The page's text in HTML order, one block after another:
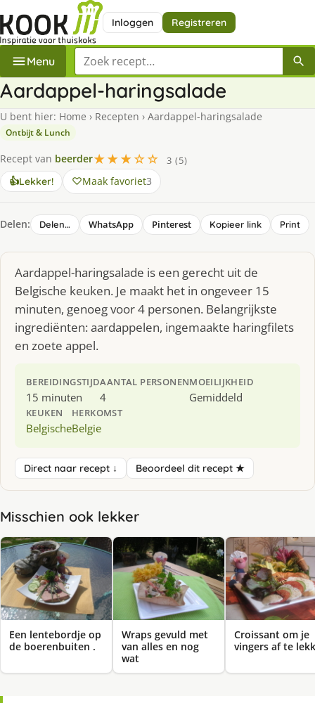
Inloggen Registreren
Menu Zoek een recept
Aardappel-haringsalade
U bent hier: Home › Recepten › Aardappel-haringsalade
Ontbijt & Lunch
Recept van beerder★★★☆☆
3 (5)
👍Lekker! Maak favoriet3
Delen: Delen… WhatsApp Pinterest Kopieer link Print
Aardappel-haringsalade is een gerecht uit de
Belgische keuken. Je maakt het in ongeveer 15
minuten, genoeg voor 4 personen. Belangrijkste
ingrediënten: aardappelen, ingemaakte haringfilets
en zoete appel.
BEREIDINGSTIJD
15 minuten
AANTAL PERSONEN
4
MOEILIJKHEID
Gemiddeld
KEUKEN
Belgische
HERKOMST
Belgie
Direct naar recept ↓ Beoordeel dit recept ★
Misschien ook lekker
Een lentebordje op
de boerenbuiten .
Wraps gevuld met
van alles en nog
wat
Croissant om je
vingers af te